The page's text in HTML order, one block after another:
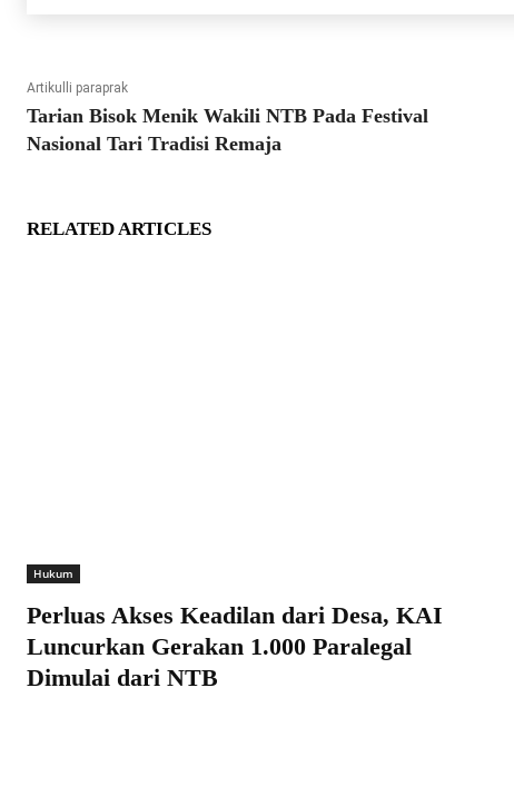
Artikulli paraprak
Tarian Bisok Menik Wakili NTB Pada Festival
Nasional Tari Tradisi Remaja
RELATED ARTICLES
Hukum
Perluas Akses Keadilan dari Desa, KAI
Luncurkan Gerakan 1.000 Paralegal
Dimulai dari NTB